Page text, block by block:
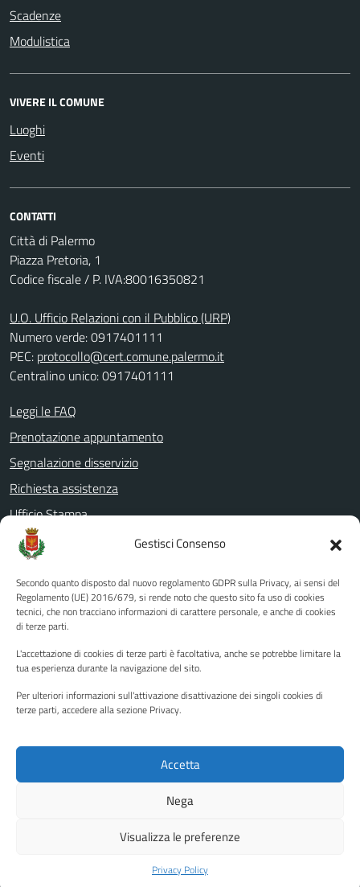
Gestisci Consenso
Secondo quanto disposto dal nuovo regolamento GDPR sulla Privacy, ai sensi del
Regolamento (UE) 2016/679, si rende noto che questo sito fa uso di cookies
tecnici, che non tracciano informazioni di carattere personale, e anche di cookies
di terze parti.
L'accettazione di cookies di terze parti è facoltativa, anche se potrebbe limitare la
tua esperienza durante la navigazione del sito.
Per ulteriori informazioni sull'attivazione disattivazione dei singoli cookies di
terze parti, accedere alla sezione Privacy.
Accetta
Nega
Visualizza le preferenze
Privacy Policy
Scadenze
Modulistica
VIVERE IL COMUNE
Luoghi
Eventi
CONTATTI
Città di Palermo
Piazza Pretoria, 1
Codice fiscale / P. IVA:80016350821
U.O. Ufficio Relazioni con il Pubblico (URP)
Numero verde: 0917401111
PEC: protocollo@cert.comune.palermo.it
Centralino unico: 0917401111
Leggi le FAQ
Prenotazione appuntamento
Segnalazione disservizio
Richiesta assistenza
Ufficio Stampa
Amministrazione Trasparente
Albo pretorio
Informativa privacy
Note legali
Piano di miglioramento del sito
Instagram